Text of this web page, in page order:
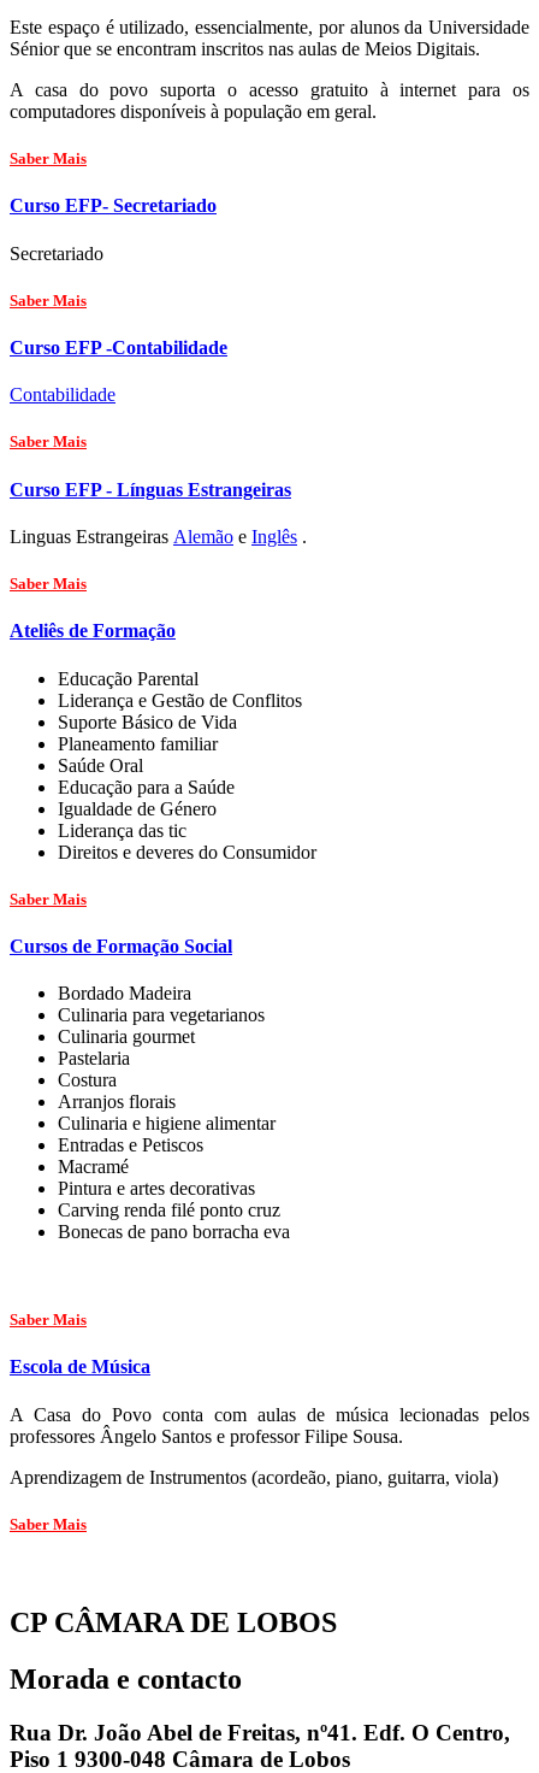
Este espaço é utilizado, essencialmente, por alunos da Universidade
Sénior que se encontram inscritos nas aulas de Meios Digitais.
A casa do povo suporta o acesso gratuito à internet para os
computadores disponíveis à população em geral.
Saber Mais
Curso EFP- Secretariado
Secretariado
Saber Mais
Curso EFP -Contabilidade
Contabilidade
Saber Mais
Curso EFP - Línguas Estrangeiras
Linguas Estrangeiras Alemão e Inglês .
Saber Mais
Ateliês de Formação
Educação Parental
Liderança e Gestão de Conflitos
Suporte Básico de Vida
Planeamento familiar
Saúde Oral
Educação para a Saúde
Igualdade de Género
Liderança das tic
Direitos e deveres do Consumidor
Saber Mais
Cursos de Formação Social
Bordado Madeira
Culinaria para vegetarianos
Culinaria gourmet
Pastelaria
Costura
Arranjos florais
Culinaria e higiene alimentar
Entradas e Petiscos
Macramé
Pintura e artes decorativas
Carving renda filé ponto cruz
Bonecas de pano borracha eva
Saber Mais
Escola de Música
A Casa do Povo conta com aulas de música lecionadas pelos
professores Ângelo Santos e professor Filipe Sousa.
Aprendizagem de Instrumentos (acordeão, piano, guitarra, viola)
Saber Mais
CP CÂMARA DE LOBOS
Morada e contacto
Rua Dr. João Abel de Freitas, nº41. Edf. O Centro,
Piso 1 9300-048 Câmara de Lobos